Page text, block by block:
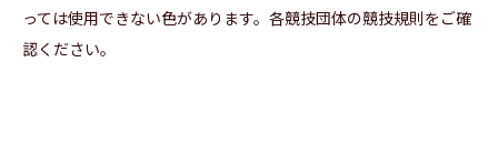
っては使用できない色があります。各競技団体の競技規則をご確
認ください。